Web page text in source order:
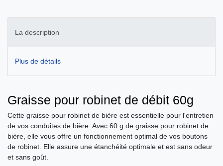
La description
Plus de détails
Graisse pour robinet de débit 60g
Cette graisse pour robinet de bière est essentielle pour l'entretien
de vos conduites de bière. Avec 60 g de graisse pour robinet de
bière, elle vous offre un fonctionnement optimal de vos boutons
de robinet. Elle assure une étanchéité optimale et est sans odeur
et sans goût.